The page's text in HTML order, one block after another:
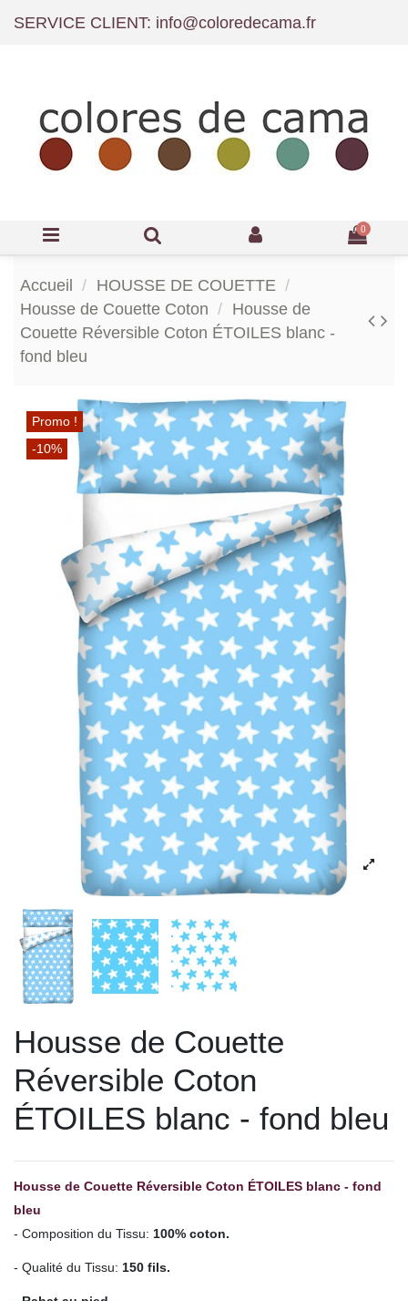
SERVICE CLIENT: info@coloredecama.fr
0
Accueil
HOUSSE DE COUETTE
Housse de Couette Coton
Housse de
Couette Réversible Coton ÉTOILES blanc -
fond bleu
Promo !
-10%
Housse de Couette
Réversible Coton
ÉTOILES blanc - fond bleu
Housse de Couette Réversible Coton ÉTOILES blanc - fond
bleu
- Composition du Tissu: 100% coton.
- Qualité du Tissu: 150 fils.